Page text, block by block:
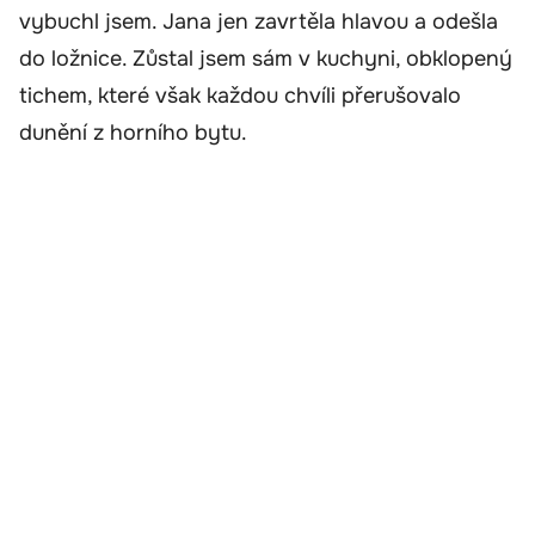
vybuchl jsem. Jana jen zavrtěla hlavou a odešla
do ložnice. Zůstal jsem sám v kuchyni, obklopený
tichem, které však každou chvíli přerušovalo
dunění z horního bytu.